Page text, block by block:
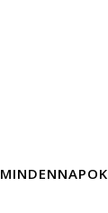
MINDENNAPOK